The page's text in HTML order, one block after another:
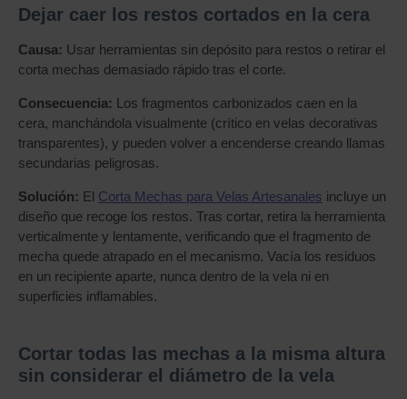
Dejar caer los restos cortados en la cera
Causa: Usar herramientas sin depósito para restos o retirar el
corta mechas demasiado rápido tras el corte.
Consecuencia: Los fragmentos carbonizados caen en la
cera, manchándola visualmente (crítico en velas decorativas
transparentes), y pueden volver a encenderse creando llamas
secundarias peligrosas.
Solución: El Corta Mechas para Velas Artesanales incluye un
diseño que recoge los restos. Tras cortar, retira la herramienta
verticalmente y lentamente, verificando que el fragmento de
mecha quede atrapado en el mecanismo. Vacía los residuos
en un recipiente aparte, nunca dentro de la vela ni en
superficies inflamables.
Cortar todas las mechas a la misma altura
sin considerar el diámetro de la vela